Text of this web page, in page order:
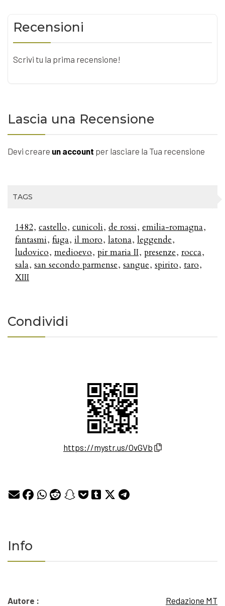
Recensioni
Scrivi tu la prima recensione!
Lascia una Recensione
Devi creare un account per lasciare la Tua recensione
TAGS
1482 castello cunicoli de rossi emilia-romagna
fantasmi fuga il moro latona leggende
ludovico medioevo pir maria II presenze rocca
sala san secondo parmense sangue spirito taro
XIII
Condividi
https://mystr.us/OvGVb
Info
Autore : Redazione MT